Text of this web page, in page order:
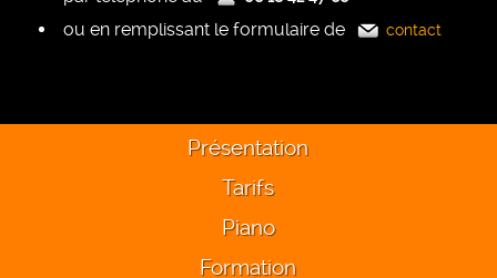
ou en remplissant le formulaire de contact
Présentation
Tarifs
Piano
Formation